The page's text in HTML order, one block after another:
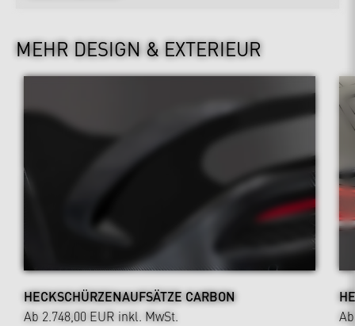
MEHR DESIGN & EXTERIEUR
HECKSCHÜRZENAUFSÄTZE CARBON
Ab 2.748,00 EUR inkl. MwSt.